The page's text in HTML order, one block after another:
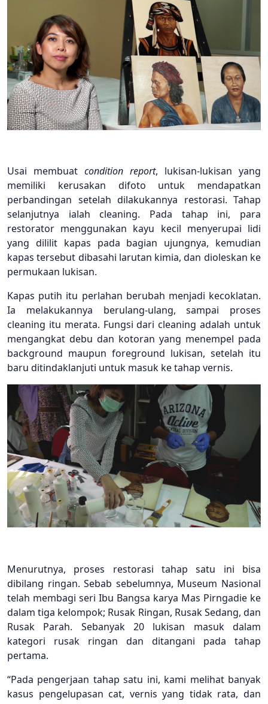
Usai membuat condition report, lukisan-lukisan yang
memiliki kerusakan difoto untuk mendapatkan
perbandingan setelah dilakukannya restorasi. Tahap
selanjutnya ialah cleaning. Pada tahap ini, para
restorator menggunakan kayu kecil menyerupai lidi
yang dililit kapas pada bagian ujungnya, kemudian
kapas tersebut dibasahi larutan kimia, dan dioleskan ke
permukaan lukisan.
Kapas putih itu perlahan berubah menjadi kecoklatan.
Ia melakukannya berulang-ulang, sampai proses
cleaning itu merata. Fungsi dari cleaning adalah untuk
mengangkat debu dan kotoran yang menempel pada
background maupun foreground lukisan, setelah itu
baru ditindaklanjuti untuk masuk ke tahap vernis.
Menurutnya, proses restorasi tahap satu ini bisa
dibilang ringan. Sebab sebelumnya, Museum Nasional
telah membagi seri Ibu Bangsa karya Mas Pirngadie ke
dalam tiga kelompok; Rusak Ringan, Rusak Sedang, dan
Rusak Parah. Sebanyak 20 lukisan masuk dalam
kategori rusak ringan dan ditangani pada tahap
pertama.
“Pada pengerjaan tahap satu ini, kami melihat banyak
kasus pengelupasan cat, vernis yang tidak rata, dan